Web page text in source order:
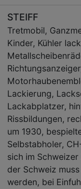
STEIFF
Tretmobil,
Kinder, Kühler
Lackierung,
Lackabplatzer,
Rissbildungen,
um 1930,
Selbstabholer,
sich im
der Schweiz
werden, bei